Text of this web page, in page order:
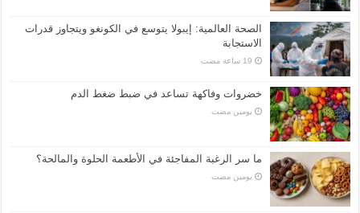
الصحة العالمية: إيبولا يتوسع في الكونغو ويتجاوز قدرات
الاستجابة
خضروات وفاكهة تساعد في ضبط ضغط الدم
‏يومين مضت
ما سر الرغبة المفاجئة في الأطعمة الحلوة والمالحة؟
‏يومين مضت